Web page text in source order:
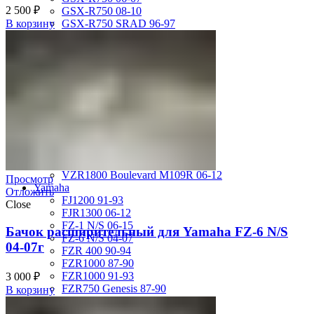
GSX-R750 08-10
GSX-R750 SRAD 96-97
SV650 03-12
SV650 99-02
VZR1800 Boulevard M109R 06-12
Yamaha
FJ1200 91-93
FJR1300 06-12
FZ-1 N/S 06-15
FZ-6 N/S 04-07
FZR 400 90-94
FZR1000 87-90
FZR1000 91-93
FZR750 Genesis 87-90
2 500 ₽
В корзину
Просмотр
Отложить
Close
Бачок расширительный для Yamaha FZ-6 N/S
04-07г
3 000 ₽
В корзину